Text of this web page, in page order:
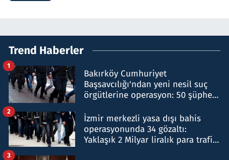
Trend Haberler
Bakırköy Cumhuriyet
Başsavcılığı'ndan yeni nesil suç
örgütlerine operasyon: 50 şüpheli
1
İzmir merkezli yasa dışı bahis
operasyonunda 34 gözaltı:
Yaklaşık 2 Milyar liralık para trafiği
2
3